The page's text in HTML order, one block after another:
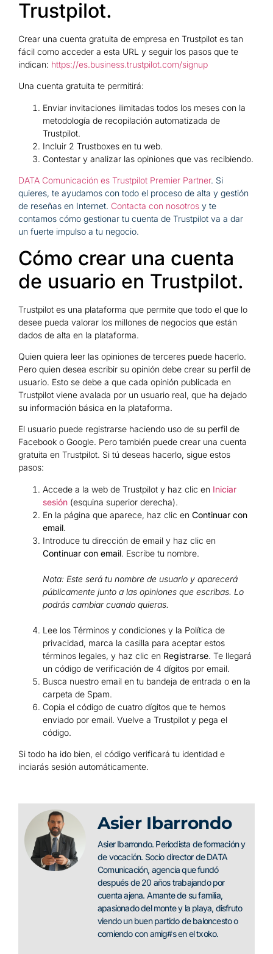
Trustpilot.
Crear una cuenta gratuita de empresa en Trustpilot es tan
fácil como acceder a esta URL y seguir los pasos que te
indican: https://es.business.trustpilot.com/signup
Una cuenta gratuita te permitirá:
Enviar invitaciones ilimitadas todos los meses con la
metodología de recopilación automatizada de
Trustpilot.
Incluir 2 Trustboxes en tu web.
Contestar y analizar las opiniones que vas recibiendo.
DATA Comunicación es Trustpilot Premier Partner. Si
quieres, te ayudamos con todo el proceso de alta y gestión
de reseñas en Internet. Contacta con nosotros y te
contamos cómo gestionar tu cuenta de Trustpilot va a dar
un fuerte impulso a tu negocio.
Cómo crear una cuenta
de usuario en Trustpilot.
Trustpilot es una plataforma que permite que todo el que lo
desee pueda valorar los millones de negocios que están
dados de alta en la plataforma.
Quien quiera leer las opiniones de terceres puede hacerlo.
Pero quien desea escribir su opinión debe crear su perfil de
usuario. Esto se debe a que cada opinión publicada en
Trustpilot viene avalada por un usuario real, que ha dejado
su información básica en la plataforma.
El usuario puede registrarse haciendo uso de su perfil de
Facebook o Google. Pero también puede crear una cuenta
gratuita en Trustpilot. Si tú deseas hacerlo, sigue estos
pasos:
Accede a la web de Trustpilot y haz clic en Iniciar
sesión (esquina superior derecha).
En la página que aparece, haz clic en Continuar con
email.
Introduce tu dirección de email y haz clic en
Continuar con email. Escribe tu nombre.
Nota: Este será tu nombre de usuario y aparecerá
públicamente junto a las opiniones que escribas. Lo
podrás cambiar cuando quieras.
Lee los Términos y condiciones y la Política de
privacidad, marca la casilla para aceptar estos
términos legales, y haz clic en Registrarse. Te llegará
un código de verificación de 4 dígitos por email.
Busca nuestro email en tu bandeja de entrada o en la
carpeta de Spam.
Copia el código de cuatro dígitos que te hemos
enviado por email. Vuelve a Trustpilot y pega el
código.
Si todo ha ido bien, el código verificará tu identidad e
inciarás sesión automáticamente.
Asier Ibarrondo
Asier Ibarrondo. Periodista de formación y
de vocación. Socio director de DATA
Comunicación, agencia que fundó
después de 20 años trabajando por
cuenta ajena. Amante de su familia,
apasionado del monte y la playa, disfruto
viendo un buen partido de baloncesto o
comiendo con amig#s en el txoko.